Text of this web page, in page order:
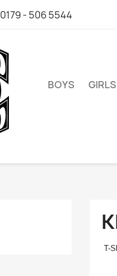
0179 - 506 5544
BOYS GIRLS
T-